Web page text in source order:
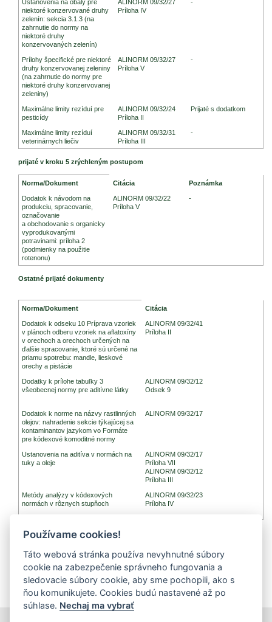
Ustanovenia na obaly pre
niektoré konzervované druhy
zelenín: sekcia 3.1.3 (na
zahrnutie do normy na
niektoré druhy
konzervovaných zelenín)
ALINORM 09/32/27
Príloha IV
-
Prílohy špecifické pre niektoré
druhy konzervovanej zeleniny
(na zahrnutie do normy pre
niektoré druhy konzervovanej
zeleniny)
ALINORM 09/32/27
Príloha V
-
Maximálne limity rezíduí pre
pesticídy
ALINORM 09/32/24
Príloha II
Prijaté s dodatkom
Maximálne limity rezíduí
veterinárnych liečiv
ALINORM 09/32/31
Príloha III
-
prijaté v kroku 5 zrýchleným postupom
Norma/Dokument Citácia Poznámka
Dodatok k návodom na
produkciu, spracovanie,
označovanie
a obchodovanie s organicky
vyprodukovanými
potravinami: príloha 2
(podmienky na použitie
rotenonu)
ALINORM 09/32/22
Príloha V
-
Ostatné prijaté dokumenty
Norma/Dokument Citácia
Dodatok k odseku 10 Príprava vzoriek
v plánoch odberu vzoriek na aflatoxíny
v orechoch a orechoch určených na
ďalšie spracovanie, ktoré sú určené na
priamu spotrebu: mandle, lieskové
orechy a pistácie
ALINORM 09/32/41
Príloha II
Dodatky k prílohe tabuľky 3
všeobecnej normy pre aditívne látky
ALINORM 09/32/12
Odsek 9
Dodatok k norme na názvy rastlinných
olejov: nahradenie sekcie týkajúcej sa
kontaminantov jazykom vo Formáte
pre kódexové komoditné normy
ALINORM 09/32/17
Ustanovenia na aditíva v normách na
tuky a oleje
ALINORM 09/32/17
Príloha VII
ALINORM 09/32/12
Príloha III
Metódy analýzy v kódexových
normách v rôznych stupňoch
ALINORM 09/32/23
Príloha IV
Poznámka: dokumenty ALINORM je možno nájsť na oficiálnej stránke Codex
Alimentarius
Používame cookies!
Táto webová stránka používa nevyhnutné súbory
cookie na zabezpečenie správneho fungovania a
sledovacie súbory cookie, aby sme pochopili, ako s
ňou komunikujete. Cookies budú nastavené až po
súhlase. Nechaj ma vybrať